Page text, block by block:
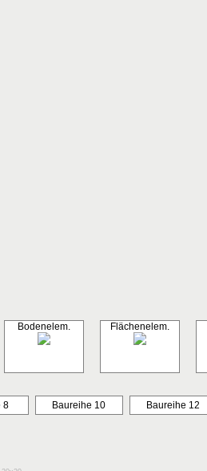
Bodenelem. Flächenelem.
8 Baureihe 10 Baureihe 12